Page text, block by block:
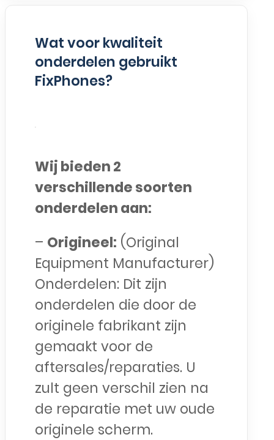
Wat voor kwaliteit
onderdelen gebruikt
FixPhones?
Wij bieden 2
verschillende soorten
onderdelen aan:
– Origineel: (Original
Equipment Manufacturer)
Onderdelen: Dit zijn
onderdelen die door de
originele fabrikant zijn
gemaakt voor de
aftersales/reparaties. U
zult geen verschil zien na
de reparatie met uw oude
originele scherm.